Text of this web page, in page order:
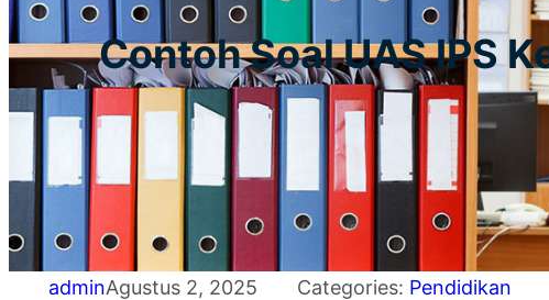
Contoh Soal UAS IPS
adminAgustus 2, 2025 Categories: Pendidikan